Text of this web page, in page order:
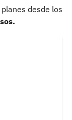
planes desde los